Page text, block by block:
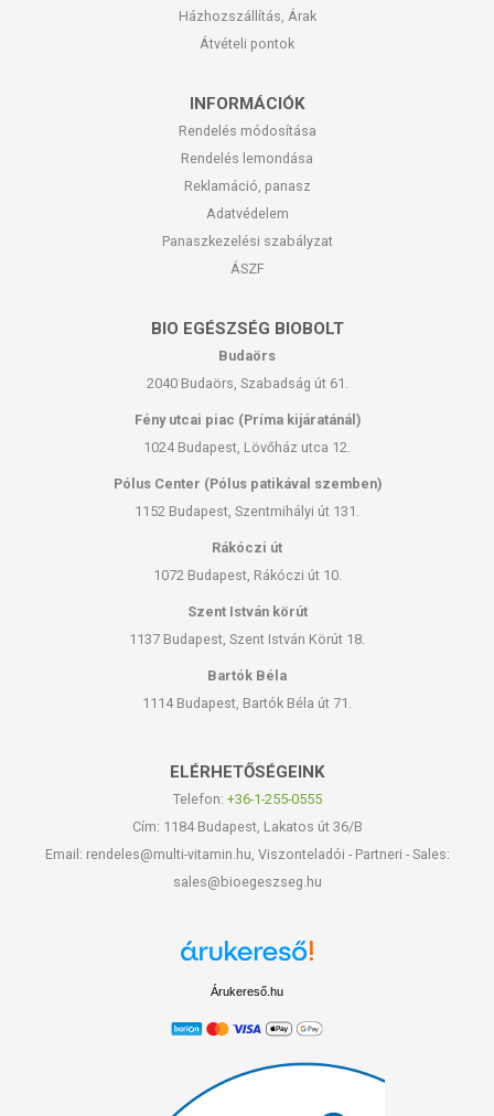
Házhozszállítás, Árak
Átvételi pontok
INFORMÁCIÓK
Rendelés módosítása
Rendelés lemondása
Reklamáció, panasz
Adatvédelem
Panaszkezelési szabályzat
ÁSZF
BIO EGÉSZSÉG BIOBOLT
Budaörs
2040 Budaörs, Szabadság út 61.
Fény utcai piac (Príma kijáratánál)
1024 Budapest, Lövőház utca 12.
Pólus Center (Pólus patikával szemben)
1152 Budapest, Szentmihályi út 131.
Rákóczi út
1072 Budapest, Rákóczi út 10.
Szent István körút
1137 Budapest, Szent István Körút 18.
Bartók Béla
1114 Budapest, Bartók Béla út 71.
ELÉRHETŐSÉGEINK
Telefon: +36-1-255-0555
Cím: 1184 Budapest, Lakatos út 36/B
Email: rendeles@multi-vitamin.hu, Viszonteladói - Partneri - Sales:
sales@bioegeszseg.hu
Árukereső.hu